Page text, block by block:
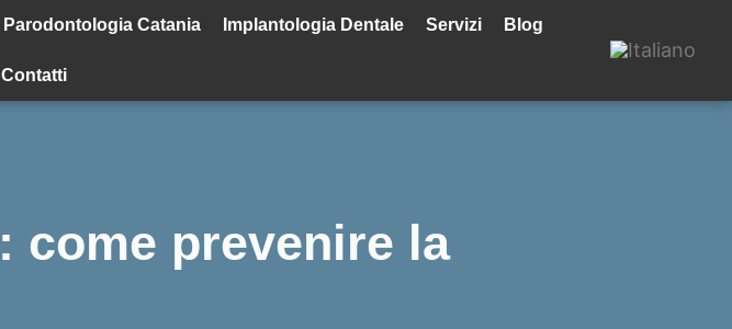
Parodontologia Catania Implantologia Dentale Servizi Blog
Contatti
come prevenire la